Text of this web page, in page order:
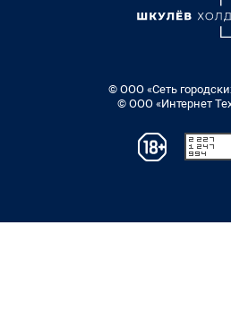
© ООО «Сеть
© ООО «Интернет